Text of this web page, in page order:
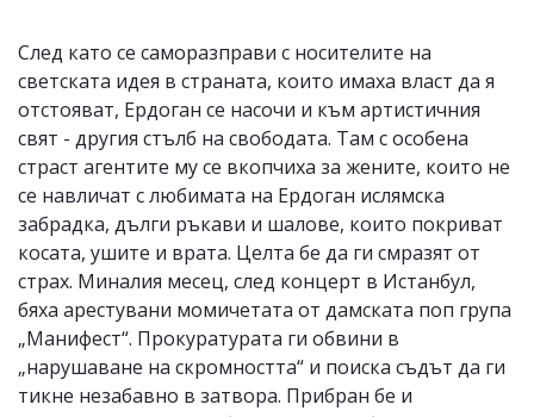
След като се саморазправи с носителите на
светската идея в страната, които имаха власт да я
отстояват, Ердоган се насочи и към артистичния
свят - другия стълб на свободата. Там с особена
страст агентите му се вкопчиха за жените, които не
се навличат с любимата на Ердоган ислямска
забрадка, дълги ръкави и шалове, които покриват
косата, ушите и врата. Целта бе да ги смразят от
страх. Миналия месец, след концерт в Истанбул,
бяха арестувани момичетата от дамската поп група
„Манифест“. Прокуратурата ги обвини в
„нарушаване на скромността“ и поиска съдът да ги
тикне незабавно в затвора. Прибран бе и